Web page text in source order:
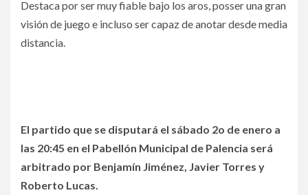
Destaca por ser muy fiable bajo los aros, posser una gran
visión de juego e incluso ser capaz de anotar desde media
distancia.
El partido que se disputará el sábado 2o de enero a
las 20:45 en el Pabellón Municipal de Palencia será
arbitrado por Benjamín Jiménez, Javier Torres y
Roberto Lucas.